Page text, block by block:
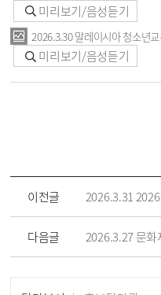
미리보기/음성듣기
2026.3.30 말레이시아 청소년
미리보기/음성듣기
이전글 2026.3.31
다음글 2026.3.27 문